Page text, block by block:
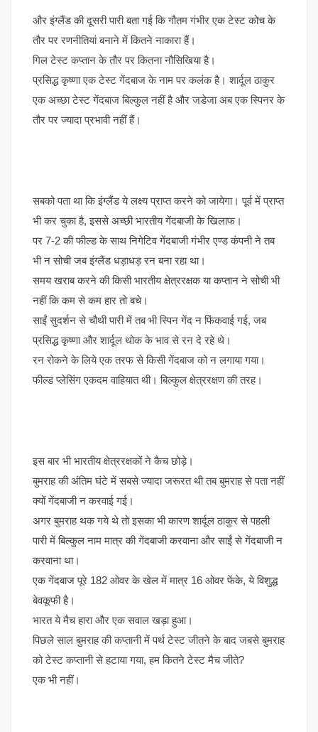
और इंग्लैंड की दूसरी पारी बता गई कि गौतम गंभीर एक टेस्ट कोच के
तौर पर रणनीतियां बनाने में कितने नाकारा हैं।
गिल टेस्ट कप्तान के तौर पर कितना नौसिखिया है।
प्रसिद्ध कृष्णा एक टेस्ट गेंदबाज के नाम पर कलंक है। शार्दूल ठाकुर
एक अच्छा टेस्ट गेंदबाज बिल्कुल नहीं है और जडेजा अब एक स्पिनर के
तौर पर ज्यादा प्रभावी नहीं हैं।
सबको पता था कि इंग्लैंड ये लक्ष्य प्राप्त करने को जायेगा। पूर्व में प्राप्त
भी कर चुका है, इससे अच्छी भारतीय गेंदबाजी के खिलाफ।
पर 7-2 की फील्ड के साथ निगेटिव गेंदबाजी गंभीर एण्ड कंपनी ने तब
भी न सोची जब इंग्लैंड धड़ाधड़ रन बना रहा था।
समय खराब करने की किसी भारतीय क्षेत्ररक्षक या कप्तान ने सोची भी
नहीं कि कम से कम हार तो बचे।
साईं सुदर्शन से चौथी पारी में तब भी स्पिन गेंद न फिंकवाई गई, जब
प्रसिद्ध कृष्णा और शार्दूल थोक के भाव से रन दे रहे थे।
रन रोकने के लिये एक तरफ से किसी गेंदबाज को न लगाया गया।
फील्ड प्लेसिंग एकदम वाहियात थी। बिल्कुल क्षेत्ररक्षण की तरह।
इस बार भी भारतीय क्षेत्ररक्षकों ने कैच छोड़े।
बुमराह की अंतिम घंटे में सबसे ज्यादा जरूरत थी तब बुमराह से पता नहीं
क्यों गेंदबाजी न करवाई गई।
अगर बुमराह थक गये थे तो इसका भी कारण शार्दूल ठाकुर से पहली
पारी में बिल्कुल नाम मात्र की गेंदबाजी करवाना और साईं से गेंदबाजी न
करवाना था।
एक गेंदबाज पूरे 182 ओवर के खेल में मात्र 16 ओवर फेंके, ये विशुद्ध
बेवकूफी है।
भारत ये मैच हारा और एक सवाल खड़ा हुआ।
पिछले साल बुमराह की कप्तानी में पर्थ टेस्ट जीतने के बाद जबसे बुमराह
को टेस्ट कप्तानी से हटाया गया, हम कितने टेस्ट मैच जीते?
एक भी नहीं।